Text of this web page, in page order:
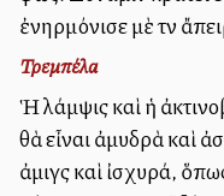
ἐνηρμόνισε μὲ τὴν
Τρεμπέλα
Ἡ λάμψις καὶ ἡ
θὰ εἶναι ἀμυδρὰ καὶ
ἀμιγὴς καὶ ἰσχυρά,